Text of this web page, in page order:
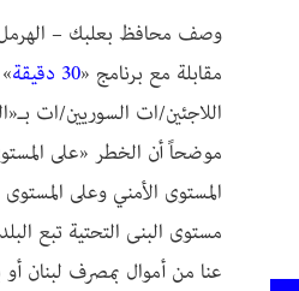
وصف محافظ بعلبك –
مقابلة مع برنامج «30 دقيقة
اللاجئين/ات السوريين/ات
موضحاً أن الخطر «على
المستوى الأمني وعلى
مستوى البنى التحتية تبع
عنا من أموال بمصرف لبنان أو